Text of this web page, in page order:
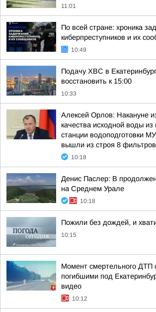
11:01
По всей стране: хроника
киберпреступников и их
10:49
Подачу ХВС в
восстановить к 15:00
10:33
Алексей Орлов: Накануне
качества исходной воды из
станции водоподготовки
вышли из строя 8 фильтров
10:18
Денис Паслер: В
на Среднем Урале
10:18
Пожили без дождей, и
10:15
Момент смертельного ДТП
погибшими под
видео
10:12